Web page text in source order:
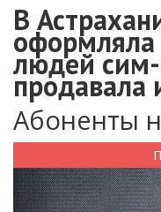
В
оформляла
людей
Абоненты